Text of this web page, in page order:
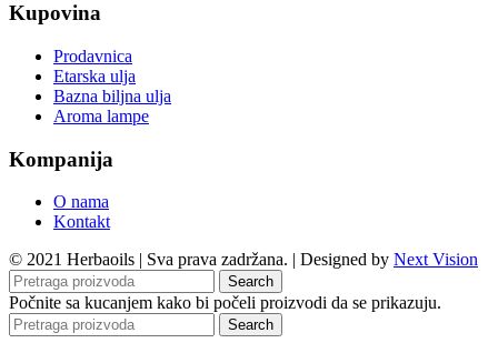
Kupovina
Prodavnica
Etarska ulja
Bazna biljna ulja
Aroma lampe
Kompanija
O nama
Kontakt
© 2021 Herbaoils | Sva prava zadržana. | Designed by Next Vision
Search
Počnite sa kucanjem kako bi počeli proizvodi da se prikazuju.
Search